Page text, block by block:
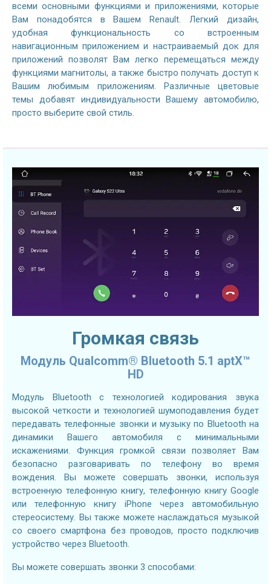
всеми основными функциями и приложениями, которые
Вам понадобятся в Вашем Renault. Легкий дизайн,
удобная функциональность со встроенным
навигационным приложением и настраиваемый док для
приложений позволят Вам легко перемещаться между
функциями магнитолы, а также быстро получать доступ к
Вашим любимым приложениям. Различные цветовые
темы добавят индивидуальности Вашему автомобилю,
просто выберите свой стиль.
Громкая связь
Модуль Qualcomm® Bluetooth 5.1 aptX™
HD
Модуль Bluetooth с технологией кодирования звука
высокой четкости и технологией шумоподавления будет
передавать телефонные звонки и музыку по Bluetooth на
динамики Вашего автомобиля с минимальными
искажениями. Функция громкой связи позволяет Вам
безопасно разговаривать по телефону во время
вождения. Вы можете совершать звонки, используя
встроенную телефонную книгу, телефонную книгу Google
или телефонную книгу iPhone через автомобильную
стереосистему. Вы также можете наслаждаться музыкой
со своего смартфона без проводов, просто подключив
устройство через Bluetooth.
Вы можете совершать звонки 3 способами: